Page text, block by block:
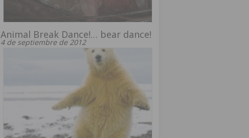
Animal Break Dance!… bear dance!
4 de septiembre de 2012